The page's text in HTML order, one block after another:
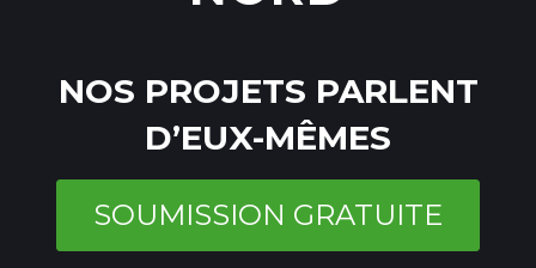
NOS PROJETS PARLENT
D’EUX-MÊMES
SOUMISSION GRATUITE